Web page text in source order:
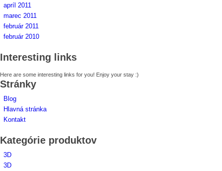
apríl 2011
marec 2011
február 2011
február 2010
Interesting links
Here are some interesting links for you! Enjoy your stay :)
Stránky
Blog
Hlavná stránka
Kontakt
Kategórie produktov
3D
3D